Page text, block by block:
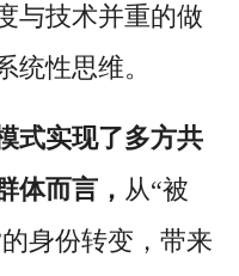
与技术并重的做
统性思维。
式实现了多方共
体而言， 从“被
身份转变，带来